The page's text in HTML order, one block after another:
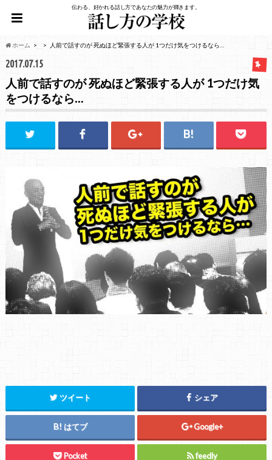
伝わる、好かれる話し方であなたの魅力が輝きます。
ホーム 人前で話すのが 死ぬほど緊張する人が 1つだけ気をつけるなら…
2017.07.15
人前で話すのが 死ぬほど緊張する人が 1つだけ気
をつけるなら…
ツイート シェア
はてブ Google+
Pocket feedly